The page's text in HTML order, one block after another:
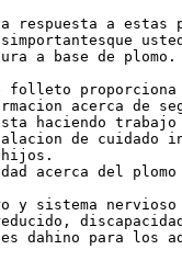
respuesta a estas
a base de plomo.
folleto
acerca de
haciendo
de cuidado
acerca del plomo
y sistema
es dahino para los